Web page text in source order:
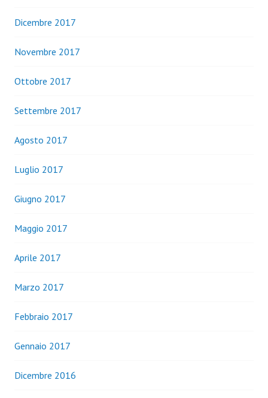
Dicembre 2017
Novembre 2017
Ottobre 2017
Settembre 2017
Agosto 2017
Luglio 2017
Giugno 2017
Maggio 2017
Aprile 2017
Marzo 2017
Febbraio 2017
Gennaio 2017
Dicembre 2016